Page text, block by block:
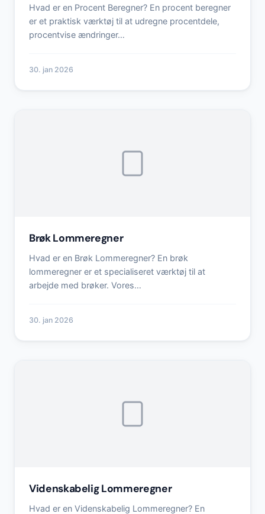
Hvad er en Procent Beregner? En procent beregner
er et praktisk værktøj til at udregne procentdele,
procentvise ændringer…
30. jan 2026
Brøk Lommeregner
Hvad er en Brøk Lommeregner? En brøk
lommeregner er et specialiseret værktøj til at
arbejde med brøker. Vores…
30. jan 2026
Videnskabelig Lommeregner
Hvad er en Videnskabelig Lommeregner? En